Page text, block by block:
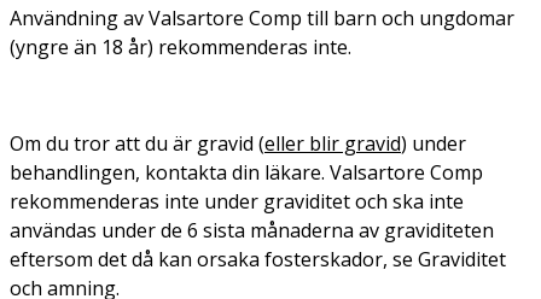
Användning av Valsartore Comp till barn och ungdomar
(yngre än 18 år) rekommenderas inte.
Om du tror att du är gravid (eller blir gravid) under
behandlingen, kontakta din läkare. Valsartore Comp
rekommenderas inte under graviditet och ska inte
användas under de 6 sista månaderna av graviditeten
eftersom det då kan orsaka fosterskador, se Graviditet
och amning.